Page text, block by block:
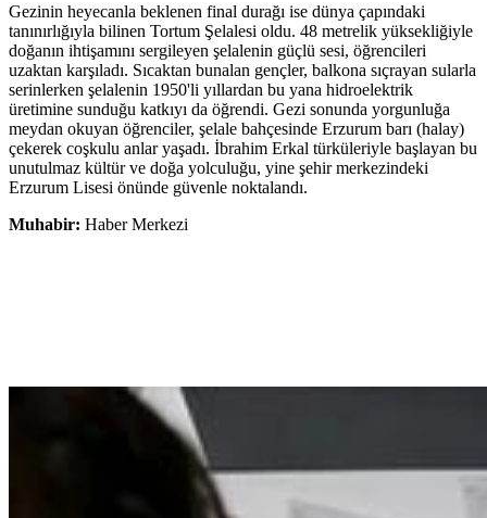
Gezinin heyecanla beklenen final durağı ise dünya çapındaki
tanınırlığıyla bilinen Tortum Şelalesi oldu. 48 metrelik yüksekliğiyle
doğanın ihtişamını sergileyen şelalenin güçlü sesi, öğrencileri
uzaktan karşıladı. Sıcaktan bunalan gençler, balkona sıçrayan sularla
serinlerken şelalenin 1950'li yıllardan bu yana hidroelektrik
üretimine sunduğu katkıyı da öğrendi. Gezi sonunda yorgunluğa
meydan okuyan öğrenciler, şelale bahçesinde Erzurum barı (halay)
çekerek coşkulu anlar yaşadı. İbrahim Erkal türküleriyle başlayan bu
unutulmaz kültür ve doğa yolculuğu, yine şehir merkezindeki
Erzurum Lisesi önünde güvenle noktalandı.
Muhabir: Haber Merkezi